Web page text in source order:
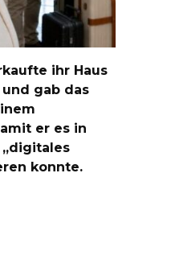
ihr Haus
gab das
er es in
konnte.